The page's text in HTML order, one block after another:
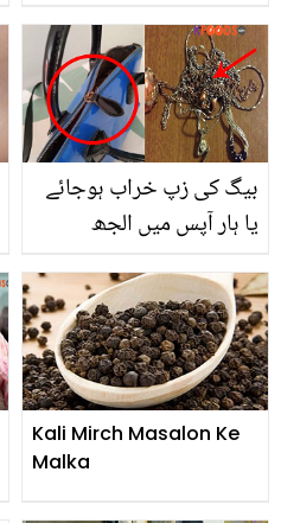
سے غائب ہوا تو اداکارہ کے
شوہر نے ان کو کونسی
کڑوی بات کہی؟
بیگ کی زپ خراب ہوجائے
یا ہار آپس میں الجھ
سے یہ مسائل چٹکی بجاتے
میں حل ہوجائیں
Kali Mirch Masalon Ke
Malka